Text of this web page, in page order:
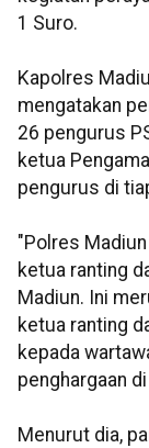
1 Suro.
Kapolres
mengatakan
26 pengurus
ketua
pengurus di
"Polres
ketua ranting
Madiun. Ini
ketua ranting
kepada
penghargaan
Menurut dia,